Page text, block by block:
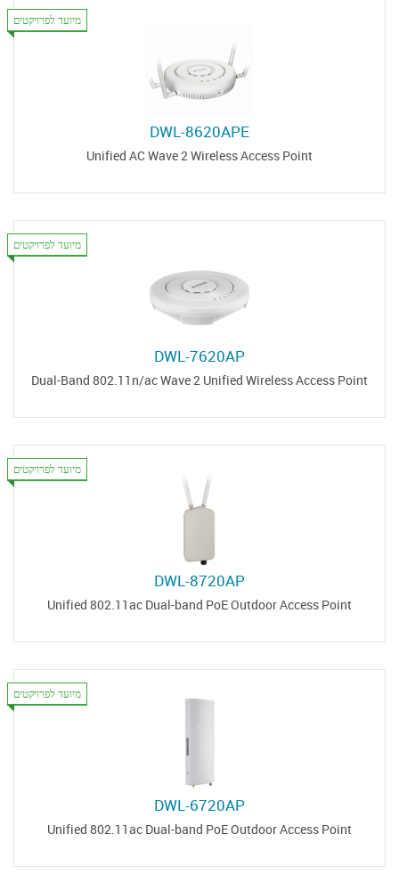
מיועד לפרויקטים
DWL-8620APE
Unified AC Wave 2 Wireless Access Point
מיועד לפרויקטים
DWL-7620AP
Dual-Band 802.11n/ac Wave 2 Unified Wireless Access Point
מיועד לפרויקטים
DWL-8720AP
Unified 802.11ac Dual-band PoE Outdoor Access Point
מיועד לפרויקטים
DWL-6720AP
Unified 802.11ac Dual-band PoE Outdoor Access Point